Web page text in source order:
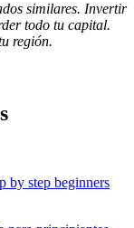
similares. Invertir
todo tu capital.
región.